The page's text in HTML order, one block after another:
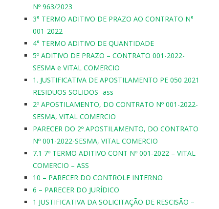
Nº 963/2023
3° TERMO ADITIVO DE PRAZO AO CONTRATO N°
001-2022
4° TERMO ADITIVO DE QUANTIDADE
5º ADITIVO DE PRAZO – CONTRATO 001-2022-
SESMA e VITAL COMERCIO
1. JUSTIFICATIVA DE APOSTILAMENTO PE 050 2021
RESIDUOS SOLIDOS -ass
2º APOSTILAMENTO, DO CONTRATO Nº 001-2022-
SESMA, VITAL COMERCIO
PARECER DO 2º APOSTILAMENTO, DO CONTRATO
Nº 001-2022-SESMA, VITAL COMERCIO
7.1 7º TERMO ADITIVO CONT Nº 001-2022 – VITAL
COMERCIO – ASS
10 – PARECER DO CONTROLE INTERNO
6 – PARECER DO JURÍDICO
1 JUSTIFICATIVA DA SOLICITAÇÃO DE RESCISÃO –